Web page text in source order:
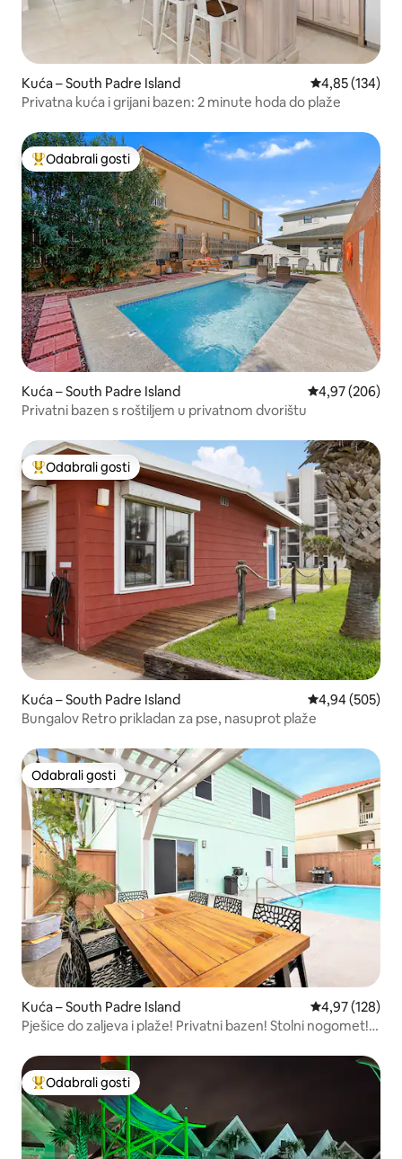
Kuća – South Padre Island Prosječna
4,85 (134)
Privatna kuća i grijani bazen: 2 minute hoda do plaže
Među najviše rangiranima s oznakom „Odabrali gosti”
Odabrali gosti
Kuća – South Padre Island Prosječna
4,97 (206)
Privatni bazen s roštiljem u privatnom dvorištu
Među najviše rangiranima s oznakom „Odabrali gosti”
Odabrali gosti
Kuća – South Padre Island Prosječna
4,94 (505)
Bungalov Retro prikladan za pse, nasuprot plaže
Odabrali gosti
Odabrali gosti
Kuća – South Padre Island Prosječna
4,97 (128)
Pješice do zaljeva i plaže! Privatni bazen! Stolni nogomet!
Među najviše rangiranima s oznakom „Odabrali gosti”
Odabrali gosti